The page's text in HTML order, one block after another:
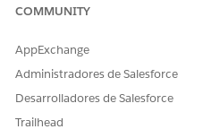
¿RESOLVIÓ ESTE
¡Háganos saber
COMMUNITY
AppExchange
Administradores de Salesforce
Desarrolladores de Salesforce
Trailhead